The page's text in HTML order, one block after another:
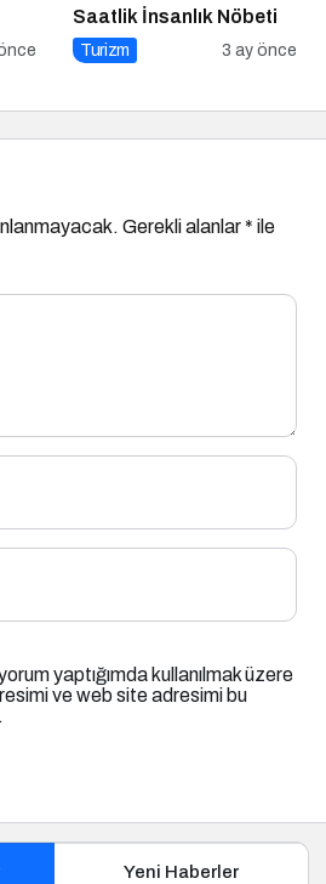
Saatlik İnsanlık Nöbeti
Turizm 3 ay önce
Gerekli alanlar* ile
yaptığımda kullanılmak üzere
ve web site adresimi bu
Yeni Haberler